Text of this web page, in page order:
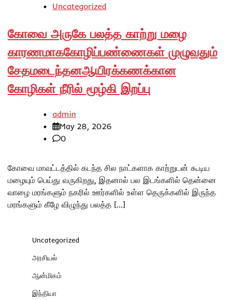
Uncategorized
கோவை அருகே பலத்த காற்று மழை
காரணமாககோழிப்பண்ணைகள் முழுவதும்
சேதமடைந்தனஆயிரக்கணக்கான
கோழிகள் நீரில் மூழ்கி இறப்பு
admin
May 28, 2026
0
கோவை மாவட்டத்தில் கடந்த சில நாட்களாக காற்றுடன் கூடிய
மழையும் பெய்து வருகிறது, இதனால் பல இடங்களில் தென்னை
வாழை மரங்களும் நகரில் ஊர்களில் உள்ள தெருக்களில் இருந்த
மரங்களும் கீழே விழுந்து பலத்த […]
Uncategorized
அரசியல்
ஆன்மிகம்
இந்தியா